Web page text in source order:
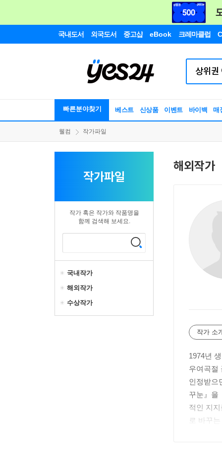
국내도서 외국도서 중고샵 eBook 크레마클럽
빠른분야찾기 베스트 신상품 이벤트 바이백 매
웰컴 작가파일
작가파일
작가 혹은 작가와 작품명을
함께 검색해 보세요.
국내작가
해외작가
수상작가
해외작가
작가 소
1974년
우여곡절
인정받으
꾸눈』을
적인 지
로 바꾸